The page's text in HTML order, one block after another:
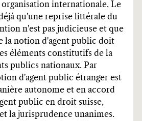
organisation internationale. Le
qu'une reprise littérale du
n'est pas judicieuse et que
la notion d'agent public doit
éléments constitutifs de la
publics nationaux. Par
d'agent public étranger est
autonome et en accord
public en droit suisse,
la jurisprudence unanimes.